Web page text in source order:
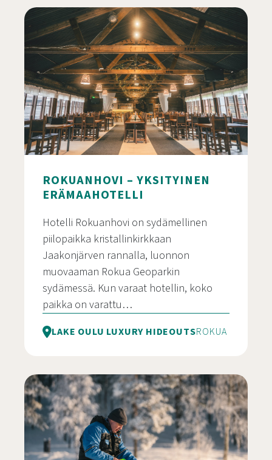
ROKUANHOVI – YKSITYINEN
ERÄMAAHOTELLI
Hotelli Rokuanhovi on sydämellinen
piilopaikka kristallinkirkkaan
Jaakonjärven rannalla, luonnon
muovaaman Rokua Geoparkin
sydämessä. Kun varaat hotellin, koko
paikka on varattu…
LAKE OULU LUXURY HIDEOUTSROKUA